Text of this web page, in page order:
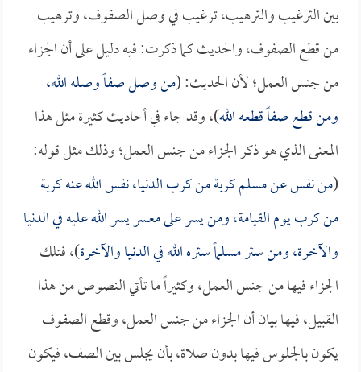
بين الترغيب والترهيب، ترغيب في وصل الصفوف، وترهيب
من قطع الصفوف، والحديث كما ذكرت: فيه دليل على أن الجزاء
من جنس العمل؛ لأن الحديث: (من وصل صفاً وصله الله،
ومن قطع صفاً قطعه الله)، وقد جاء في أحاديث كثيرة مثل هذا
المعنى الذي هو ذكر الجزاء من جنس العمل؛ وذلك مثل قوله:
(من نفس عن مسلم كربة من كرب الدنيا، نفس الله عنه كربة
من كرب يوم القيامة، ومن يسر على معسر يسر الله عليه في الدنيا
والآخرة، ومن ستر مسلماً ستره الله في الدنيا والآخرة)، فتلك
الجزاء فيها من جنس العمل، وكثيراً ما تأتي النصوص من هذا
القبيل، فيها بيان أن الجزاء من جنس العمل، وقطع الصفوف
يكون بالجلوس فيها بدون صلاة، بأن يجلس بين الصف، فيكون